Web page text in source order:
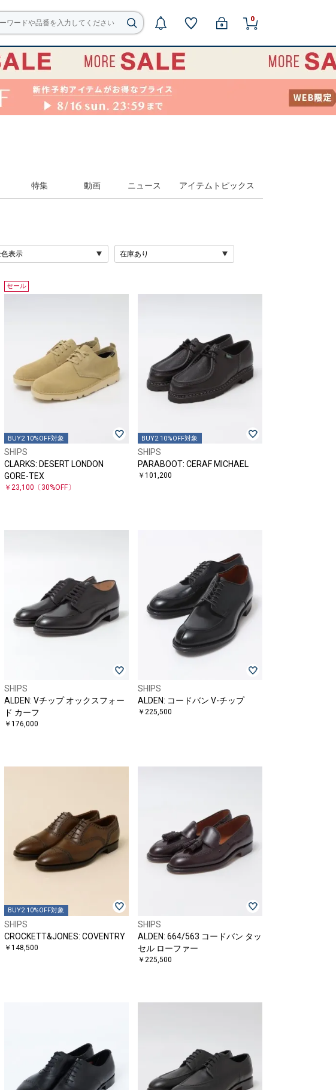
0
特集 動画 ニュース アイテムトピックス
セール
BUY2 10%OFF対象
SHIPS
CLARKS: DESERT LONDON
GORE-TEX
￥23,100 〔30%OFF〕
BUY2 10%OFF対象
SHIPS
PARABOOT: CERAF MICHAEL
￥101,200
SHIPS
ALDEN: Vチップ オックスフォー
ド カーフ
￥176,000
SHIPS
ALDEN: コードバン V-チップ
￥225,500
BUY2 10%OFF対象
SHIPS
CROCKETT&JONES: COVENTRY
￥148,500
SHIPS
ALDEN: 664/563 コードバン タッ
セル ローファー
￥225,500